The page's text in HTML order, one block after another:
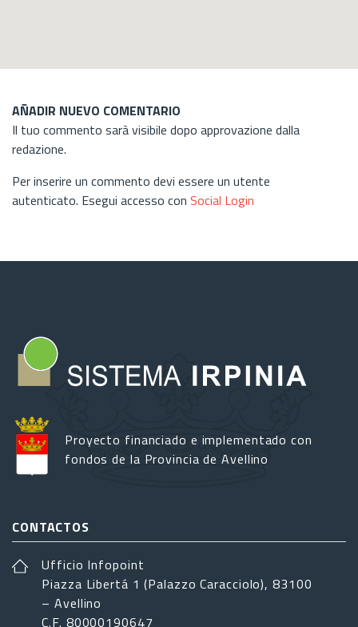
AÑADIR NUEVO COMENTARIO
Il tuo commento sarà visibile dopo approvazione dalla
redazione.
Per inserire un commento devi essere un utente
autenticato. Esegui accesso con Social Login
Proyecto financiado e implementado con
fondos de la Provincia de Avellino
CONTACTOS
Ufficio Infopoint
Piazza Libertá 1 (Palazzo Caracciolo), 83100
– Avellino
C.F. 80000190647